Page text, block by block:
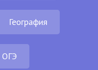
География
ОГЭ